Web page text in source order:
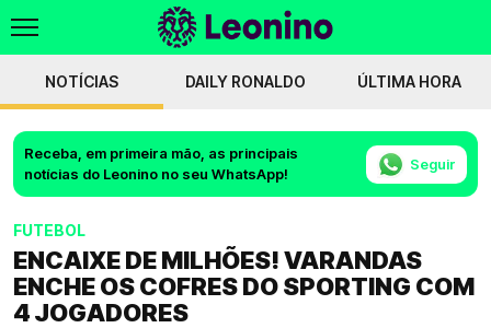
NOTÍCIAS DAILY RONALDO ÚLTIMA HORA
Receba, em primeira mão, as principais
notícias do Leonino no seu WhatsApp!
Seguir
FUTEBOL
ENCAIXE DE MILHÕES! VARANDAS
ENCHE OS COFRES DO SPORTING COM
4 JOGADORES